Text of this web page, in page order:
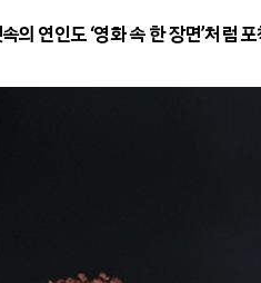
의 연인도 ‘영화 속 한 장면’처럼